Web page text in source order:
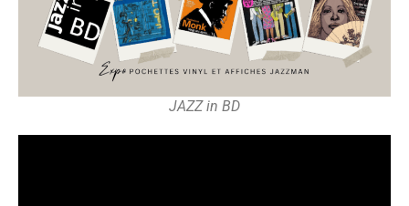
JAZZ in BD